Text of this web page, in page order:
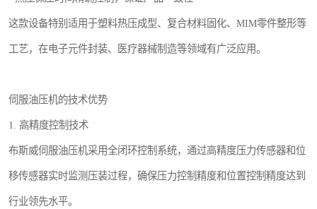
这款设备特别适用于塑料热压成型、复合材料固化、MIM零件整形等
工艺，在电子元件封装、医疗器械制造等领域有广泛应用。
伺服油压机的技术优势
1. 高精度控制技术
布斯威伺服油压机采用全闭环控制系统，通过高精度压力传感器和位
移传感器实时监测压装过程，确保压力控制精度和位置控制精度达到
行业领先水平。